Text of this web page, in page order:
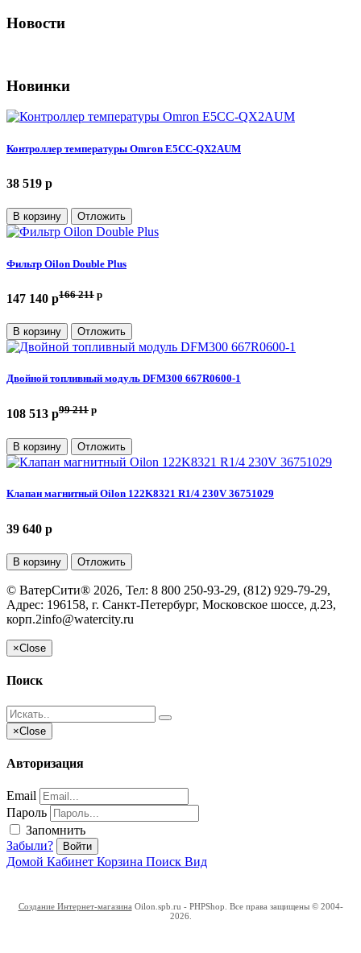
Новости
Новинки
Контроллер температуры Omron E5CC-QX2AUM
38 519 p
В корзину Отложить
Фильтр Oilon Double Plus
147 140 p166 211 p
В корзину Отложить
Двойной топливный модуль DFM300 667R0600-1
108 513 p99 211 p
В корзину Отложить
Клапан магнитный Oilon 122K8321 R1/4 230V 36751029
39 640 p
В корзину Отложить
© ВатерСити® 2026, Тел: 8 800 250-93-29, (812) 929-79-29,
Адрес: 196158, г. Санкт-Петербург, Московское шоссе, д.23,
корп.2info@watercity.ru
×Close
Поиск
×Close
Авторизация
Email
Пароль
Запомнить
Забыли?
Войти
Домой Кабинет Корзина Поиск Вид
Создание Интернет-магазина Oilon.spb.ru - PHPShop. Все права защищены © 2004-
2026.